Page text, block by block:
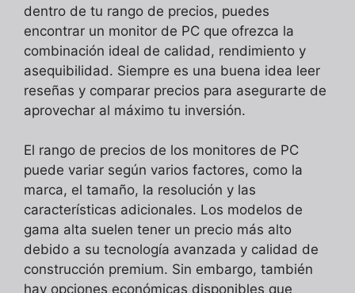
dentro de tu rango de precios, puedes
encontrar un monitor de PC que ofrezca la
combinación ideal de calidad, rendimiento y
asequibilidad. Siempre es una buena idea leer
reseñas y comparar precios para asegurarte de
aprovechar al máximo tu inversión.
El rango de precios de los monitores de PC
puede variar según varios factores, como la
marca, el tamaño, la resolución y las
características adicionales. Los modelos de
gama alta suelen tener un precio más alto
debido a su tecnología avanzada y calidad de
construcción premium. Sin embargo, también
hay opciones económicas disponibles que